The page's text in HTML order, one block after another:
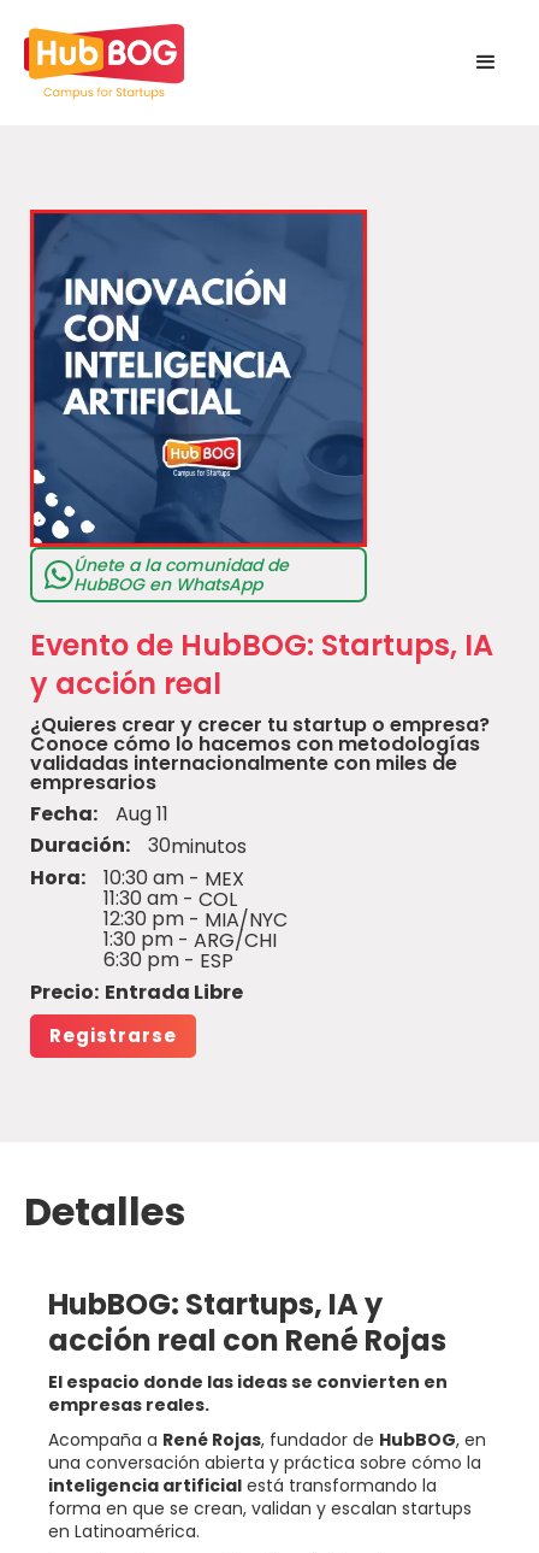
Únete a la comunidad de
HubBOG en WhatsApp
Evento de HubBOG: Startups, IA
y acción real
¿Quieres crear y crecer tu startup o empresa?
Conoce cómo lo hacemos con metodologías
validadas internacionalmente con miles de
empresarios
Fecha:
Aug 11
Duración:
30minutos
Hora:
10:30 am - MEX
11:30 am - COL
12:30 pm - MIA/NYC
1:30 pm - ARG/CHI
6:30 pm - ESP
Precio: Entrada Libre
Registrarse
Detalles
HubBOG: Startups, IA y
acción real con René Rojas
El espacio donde las ideas se convierten en
empresas reales.
Acompaña a René Rojas, fundador de HubBOG, en
una conversación abierta y práctica sobre cómo la
inteligencia artificial está transformando la
forma en que se crean, validan y escalan startups
en Latinoamérica.